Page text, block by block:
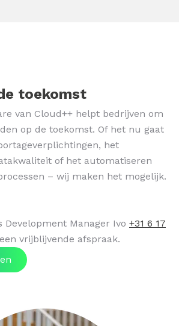
toekomst
van Cloud++ helpt bedrijven om
op de toekomst. Of het nu gaat
het
of het automatiseren
– wij maken het mogelijk.
Development Manager Ivo +31 6 17
vrijblijvende afspraak.